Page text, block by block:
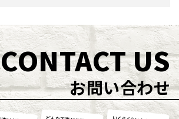
CONTACT US
お問い合わせ